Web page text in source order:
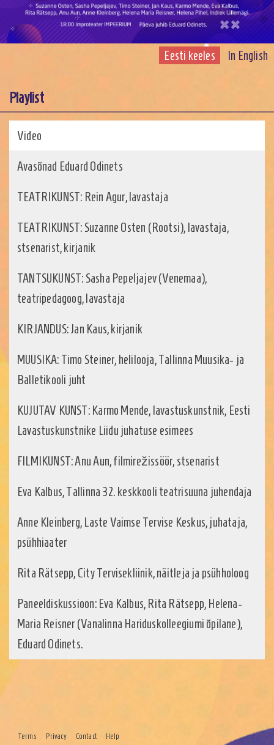
Eesti keeles In English
Playlist
Video
Avasõnad Eduard Odinets
TEATRIKUNST: Rein Agur, lavastaja
TEATRIKUNST: Suzanne Osten (Rootsi), lavastaja,
stsenarist, kirjanik
TANTSUKUNST: Sasha Pepeljajev (Venemaa),
teatripedagoog, lavastaja
KIRJANDUS: Jan Kaus, kirjanik
MUUSIKA: Timo Steiner, helilooja, Tallinna Muusika- ja
Balletikooli juht
KUJUTAV KUNST: Karmo Mende, lavastuskunstnik, Eesti
Lavastuskunstnike Liidu juhatuse esimees
FILMIKUNST: Anu Aun, filmirežissöör, stsenarist
Eva Kalbus, Tallinna 32. keskkooli teatrisuuna juhendaja
Anne Kleinberg, Laste Vaimse Tervise Keskus, juhataja,
psühhiaater
Rita Rätsepp, City Tervisekliinik, näitleja ja psühholoog
Paneeldiskussioon: Eva Kalbus, Rita Rätsepp, Helena-
Maria Reisner (Vanalinna Hariduskolleegiumi õpilane),
Eduard Odinets.
Terms Privacy Contact Help